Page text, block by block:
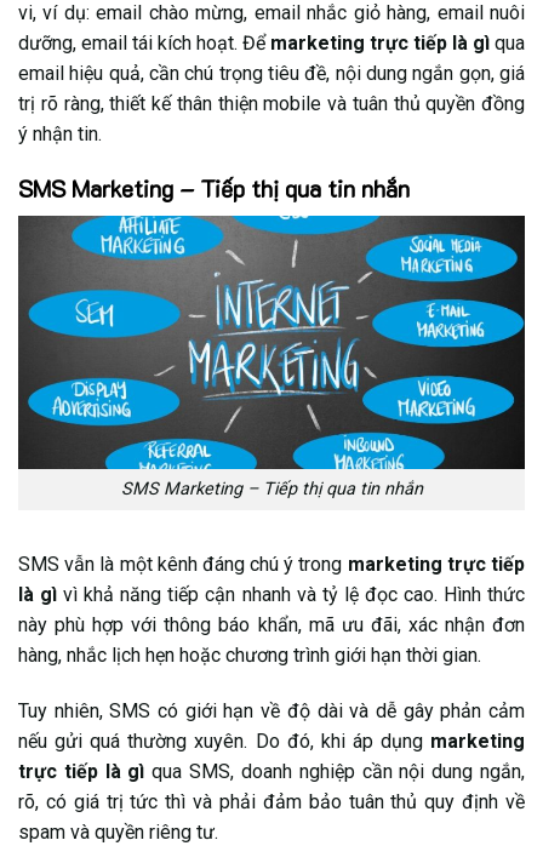
vi, ví dụ: email chào mừng, email nhắc giỏ hàng, email nuôi
dưỡng, email tái kích hoạt. Để marketing trực tiếp là gì qua
email hiệu quả, cần chú trọng tiêu đề, nội dung ngắn gọn, giá
trị rõ ràng, thiết kế thân thiện mobile và tuân thủ quyền đồng
ý nhận tin.
SMS Marketing – Tiếp thị qua tin nhắn
SMS Marketing – Tiếp thị qua tin nhắn
SMS vẫn là một kênh đáng chú ý trong marketing trực tiếp
là gì vì khả năng tiếp cận nhanh và tỷ lệ đọc cao. Hình thức
này phù hợp với thông báo khẩn, mã ưu đãi, xác nhận đơn
hàng, nhắc lịch hẹn hoặc chương trình giới hạn thời gian.
Tuy nhiên, SMS có giới hạn về độ dài và dễ gây phản cảm
nếu gửi quá thường xuyên. Do đó, khi áp dụng marketing
trực tiếp là gì qua SMS, doanh nghiệp cần nội dung ngắn,
rõ, có giá trị tức thì và phải đảm bảo tuân thủ quy định về
spam và quyền riêng tư.